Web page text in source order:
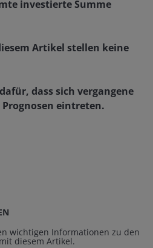
investierte Summe
Artikel stellen keine
dass sich vergangene
eintreten.
wichtigen Informationen zu den
diesem Artikel.